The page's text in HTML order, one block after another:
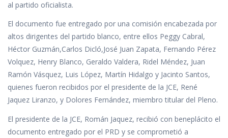
al partido oficialista.
El documento fue entregado por una comisión encabezada por
altos dirigentes del partido blanco, entre ellos Peggy Cabral,
Héctor Guzmán,Carlos Dicló,José Juan Zapata, Fernando Pérez
Volquez, Henry Blanco, Geraldo Valdera, Ridel Méndez, Juan
Ramón Vásquez, Luis López, Martín Hidalgo y Jacinto Santos,
quienes fueron recibidos por el presidente de la JCE, René
Jaquez Liranzo, y Dolores Fernández, miembro titular del Pleno.
El presidente de la JCE, Román Jaquez, recibió con beneplácito el
documento entregado por el PRD y se comprometió a